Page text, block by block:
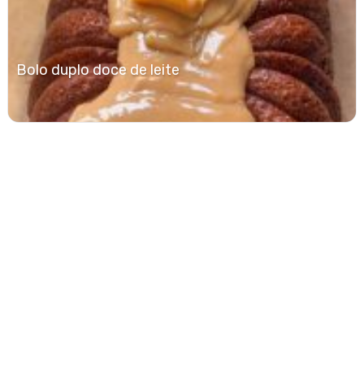
Bolo duplo doce de leite